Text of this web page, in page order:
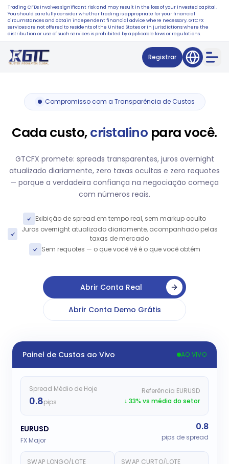
Trading CFDs involves significant risk and may result in the loss of your invested capital.
You should carefully consider whether trading is appropriate for your financial
circumstances and obtain independent financial advice where necessary. GTCFX
services are not offered to residents of the United States or in jurisdictions where the
distribution or use of such services is prohibited by applicable laws or regulations.
Registrar
Compromisso com a Transparência de Custos
Cada custo,cristalino para você.
GTCFX promete: spreads transparentes, juros overnight
atualizado diariamente, zero taxas ocultas e zero requotes
— porque a verdadeira confiança na negociação começa
com números reais.
Exibição de spread em tempo real, sem markup oculto
Juros overnight atualizado diariamente, acompanhado pelas
taxas de mercado
Sem requotes — o que você vê é o que você obtém
Abrir Conta Real
Abrir Conta Demo Grátis
Painel de Custos ao Vivo AO VIVO
Spread Médio de Hoje
0.8pips
Referência EURUSD
↓ 33% vs média do setor
EURUSD
FX Major
0.8
pips de spread
SWAP LONGO/LOTE SWAP CURTO/LOTE